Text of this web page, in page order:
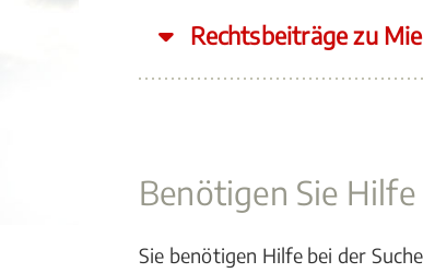
Rechtsbeiträge zu
Benötigen Sie
Sie benötigen Hilfe bei der